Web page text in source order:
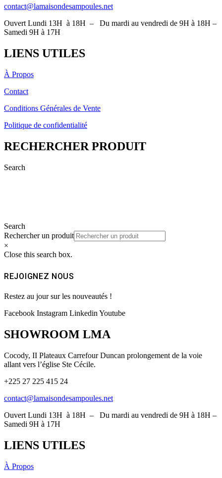
contact@lamaisondesampoules.net
Ouvert Lundi 13H à 18H – Du mardi au vendredi de 9H à 18H –
Samedi 9H à 17H
LIENS UTILES
À Propos
Contact
Conditions Générales de Vente
Politique de confidentialité
RECHERCHER PRODUIT
Search
Search
Rechercher un produit
×
Close this search box.
REJOIGNEZ NOUS
Restez au jour sur les nouveautés !
Facebook Instagram Linkedin Youtube
SHOWROOM LMA
Cocody, II Plateaux Carrefour Duncan prolongement de la voie
allant vers l’église Ste Cécile.
+225 27 225 415 24
contact@lamaisondesampoules.net
Ouvert Lundi 13H à 18H – Du mardi au vendredi de 9H à 18H –
Samedi 9H à 17H
LIENS UTILES
À Propos